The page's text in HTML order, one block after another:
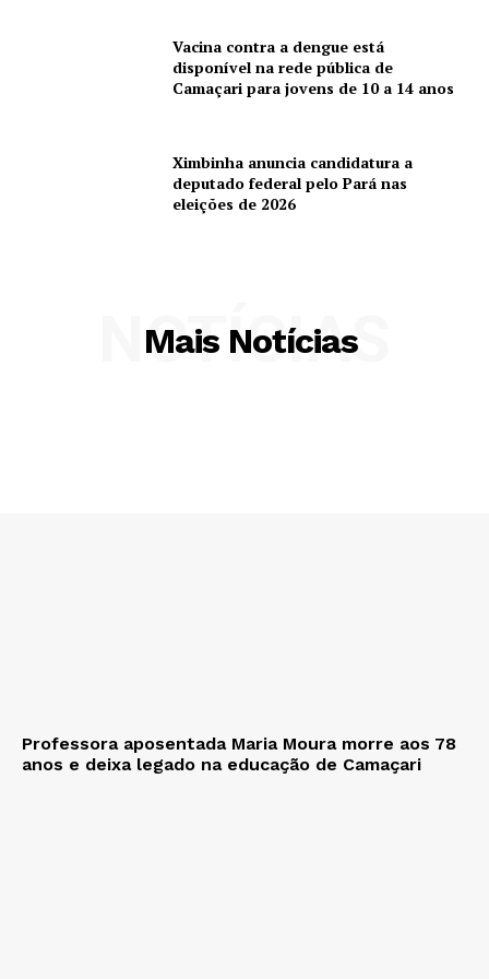
Vacina contra a dengue está
disponível na rede pública de
Camaçari para jovens de 10 a 14 anos
Ximbinha anuncia candidatura a
deputado federal pelo Pará nas
eleições de 2026
Mais Notícias
NOTÍCIAS
Professora aposentada Maria Moura morre aos 78
anos e deixa legado na educação de Camaçari